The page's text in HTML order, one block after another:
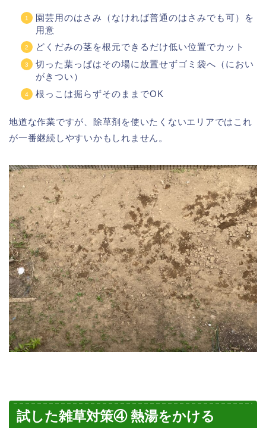
園芸用のはさみ（なければ普通のはさみでも可）を
用意
どくだみの茎を根元できるだけ低い位置でカット
切った葉っぱはその場に放置せずゴミ袋へ（におい
がきつい）
根っこは掘らずそのままでOK
地道な作業ですが、除草剤を使いたくないエリアではこれ
が一番継続しやすいかもしれません。
試した雑草対策④ 熱湯をかける